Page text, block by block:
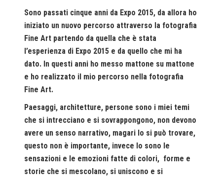
Sono passati cinque anni da Expo 2015, da allora ho
iniziato un nuovo percorso attraverso la fotografia
Fine Art partendo da quella che è stata
l’esperienza di Expo 2015 e da quello che mi ha
dato. In questi anni ho messo mattone su mattone
e ho realizzato il mio percorso nella fotografia
Fine Art.
Paesaggi, architetture, persone sono i miei temi
che si intrecciano e si sovrappongono, non devono
avere un senso narrativo, magari lo si può trovare,
questo non è importante, invece lo sono le
sensazioni e le emozioni fatte di colori, forme e
storie che si mescolano, si uniscono e si